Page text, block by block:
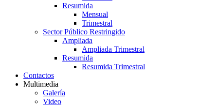
Resumida
Mensual
Trimestral
Sector Público Restringido
Ampliada
Ampliada Trimestral
Resumida
Resumida Trimestral
Contactos
Multimedia
Galería
Video